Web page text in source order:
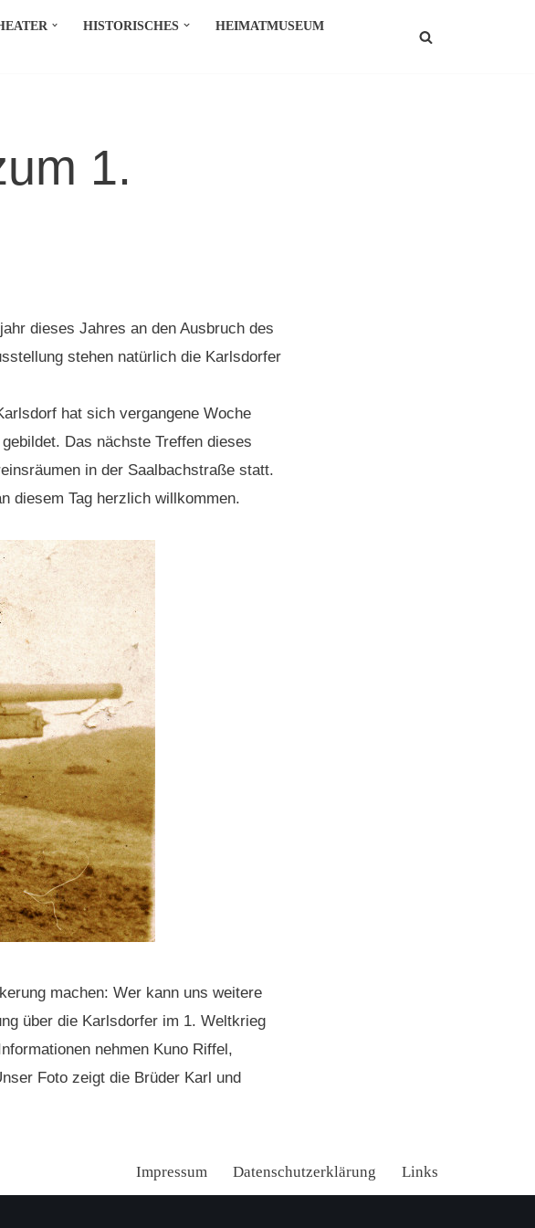
HISTORISCHES
HEIMATMUSEUM
1.
dieses Jahres an den Ausbruch des
stehen natürlich die Karlsdorfer
hat sich vergangene Woche
Das nächste Treffen dieses
in der Saalbachstraße statt.
diesem Tag herzlich willkommen.
machen: Wer kann uns weitere
über die Karlsdorfer im 1. Weltkrieg
nehmen Kuno Riffel,
Foto zeigt die Brüder Karl und
Impressum Datenschutzerklärung Links